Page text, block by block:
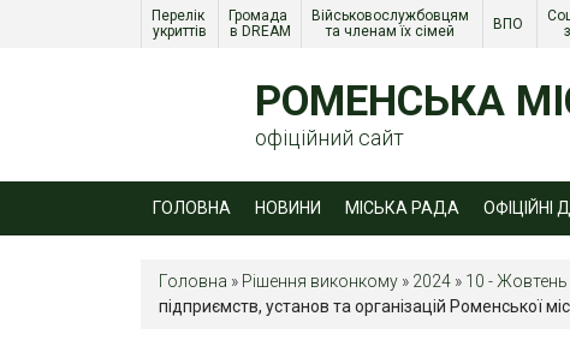
Перелік
укриттів
Громада
в DREAM
Військовослужбовцям
та членам їх сімей
ВПО
РОМЕНСЬКА
офіційний сайт
ГОЛОВНА НОВИНИ МІСЬКА РАДА ОФІЦІЙНІ
Головна » Рішення виконкому » 2024 » 10 - Жовтень
підприємств, установ та організацій Роменської